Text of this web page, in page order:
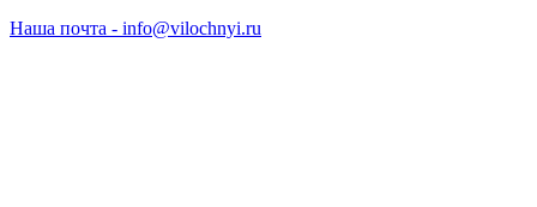
Наша почта - info@vilochnyi.ru